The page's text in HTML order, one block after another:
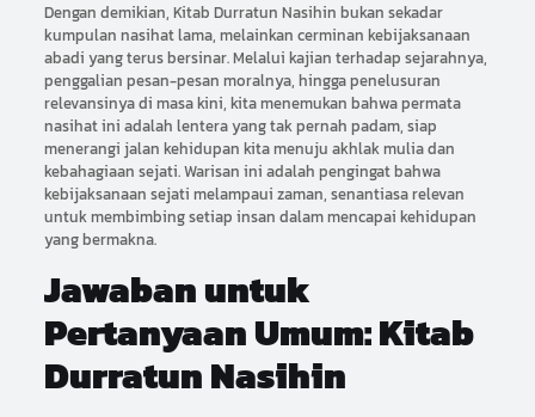
Dengan demikian, Kitab Durratun Nasihin bukan sekadar
kumpulan nasihat lama, melainkan cerminan kebijaksanaan
abadi yang terus bersinar. Melalui kajian terhadap sejarahnya,
penggalian pesan-pesan moralnya, hingga penelusuran
relevansinya di masa kini, kita menemukan bahwa permata
nasihat ini adalah lentera yang tak pernah padam, siap
menerangi jalan kehidupan kita menuju akhlak mulia dan
kebahagiaan sejati. Warisan ini adalah pengingat bahwa
kebijaksanaan sejati melampaui zaman, senantiasa relevan
untuk membimbing setiap insan dalam mencapai kehidupan
yang bermakna.
Jawaban untuk
Pertanyaan Umum: Kitab
Durratun Nasihin